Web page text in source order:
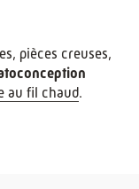
pièces creuses,
au fil chaud.